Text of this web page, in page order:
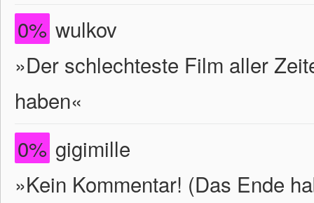
0% wulkov
»Der schlechteste Film aller
haben«
0% gigimille
»Kein Kommentar! (Das Ende